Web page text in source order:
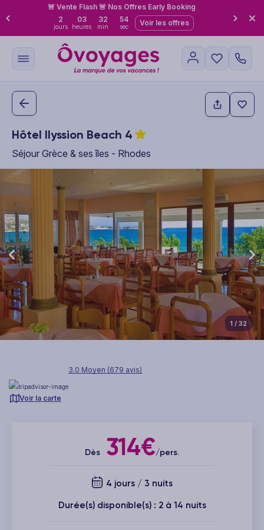
🚨 Vente Flash 🚨 Nos Offres Early Booking
2
jours
03
heures
32
min
53
sec Voir les offres
Hôtel Ilyssion Beach 4
Séjour Grèce & ses îles - Rhodes
This carousel shows one large product image at a time. Use the
1 / 32
3.0 Moyen (679 avis)
Voir la carte
Dès 314€/pers.
4 jours / 3 nuits
Durée(s) disponible(s) : 2 à 14 nuits